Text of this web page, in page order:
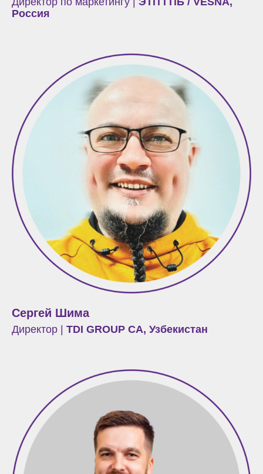
Россия
Сергей Шима
Директор | TDI GROUP CA, Узбекистан